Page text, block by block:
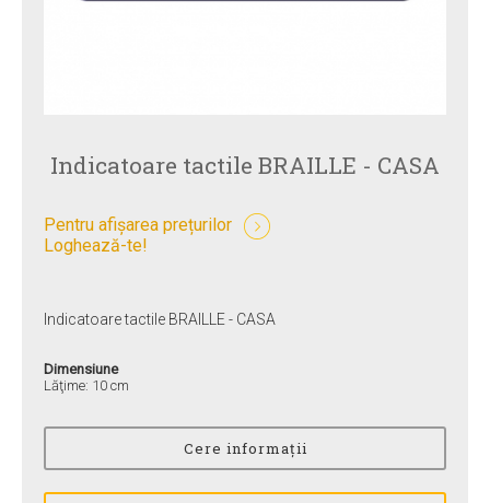
Indicatoare tactile BRAILLE - CASA
Pentru afișarea prețurilor
Loghează-te!
Indicatoare tactile BRAILLE - CASA
Dimensiune
Lăţime: 10 cm